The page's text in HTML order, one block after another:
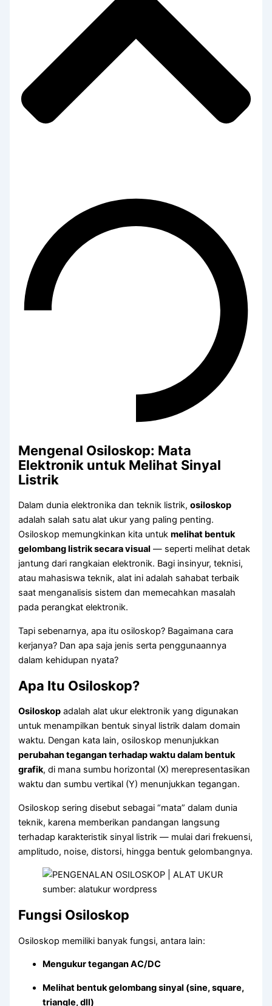
Mengenal Osiloskop: Mata
Elektronik untuk Melihat Sinyal
Listrik
Dalam dunia elektronika dan teknik listrik,osiloskop
adalah salah satu alat ukur yang paling penting.
Osiloskop memungkinkan kita untukmelihat bentuk
gelombang listrik secara visual — seperti melihat detak
jantung dari rangkaian elektronik. Bagi insinyur, teknisi,
atau mahasiswa teknik, alat ini adalah sahabat terbaik
saat menganalisis sistem dan memecahkan masalah
pada perangkat elektronik.
Tapi sebenarnya, apa itu osiloskop? Bagaimana cara
kerjanya? Dan apa saja jenis serta penggunaannya
dalam kehidupan nyata?
Apa Itu Osiloskop?
Osiloskop adalah alat ukur elektronik yang digunakan
untuk menampilkan bentuk sinyal listrik dalam domain
waktu. Dengan kata lain, osiloskop menunjukkan
perubahan tegangan terhadap waktu dalam bentuk
grafik, di mana sumbu horizontal (X) merepresentasikan
waktu dan sumbu vertikal (Y) menunjukkan tegangan.
Osiloskop sering disebut sebagai “mata” dalam dunia
teknik, karena memberikan pandangan langsung
terhadap karakteristik sinyal listrik — mulai dari frekuensi,
amplitudo, noise, distorsi, hingga bentuk gelombangnya.
sumber: alatukur wordpress
Fungsi Osiloskop
Osiloskop memiliki banyak fungsi, antara lain:
Mengukur tegangan AC/DC
Melihat bentuk gelombang sinyal (sine, square,
triangle, dll)